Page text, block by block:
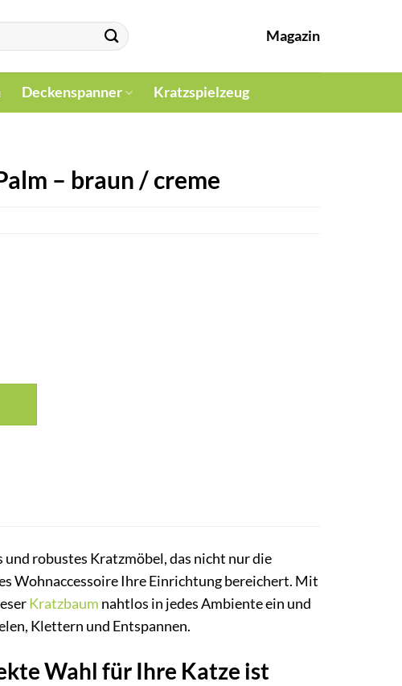
Magazin
Deckenspanner Kratzspielzeug
– braun / creme
und robustes Kratzmöbel, das nicht nur die
Wohnaccessoire Ihre Einrichtung bereichert. Mit
Kratzbaum nahtlos in jedes Ambiente ein und
Klettern und Entspannen.
Wahl für Ihre Katze ist